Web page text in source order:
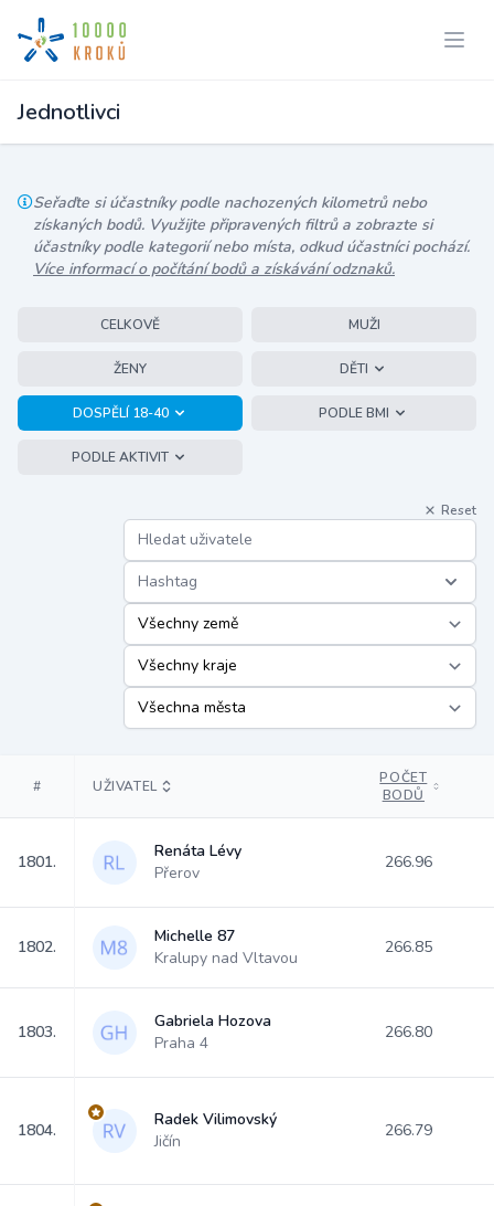
Jednotlivci
Seřaďte si účastníky podle nachozených kilometrů nebo
získaných bodů. Využijte připravených filtrů a zobrazte si
účastníky podle kategorií nebo místa, odkud účastníci pochází.
Více informací o počítání bodů a získávání odznaků.
CELKOVĚ MUŽI
ŽENY DĚTI
DOSPĚLÍ 18-40 PODLE BMI
PODLE AKTIVIT
Reset
Hashtag
# UŽIVATEL
POČET
BODŮ
1801.
Renáta Lévy
Přerov
266.96
1802.
Michelle 87
Kralupy nad Vltavou
266.85
1803.
Gabriela Hozova
Praha 4
266.80
1804.
Radek Vilimovský
Jičín
266.79